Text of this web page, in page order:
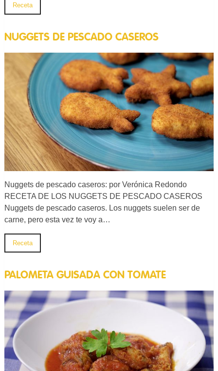
Receta
NUGGETS DE PESCADO CASEROS
Nuggets de pescado caseros: por Verónica Redondo
RECETA DE LOS NUGGETS DE PESCADO CASEROS
Nuggets de pescado caseros. Los nuggets suelen ser de
carne, pero esta vez te voy a…
Receta
PALOMETA GUISADA CON TOMATE